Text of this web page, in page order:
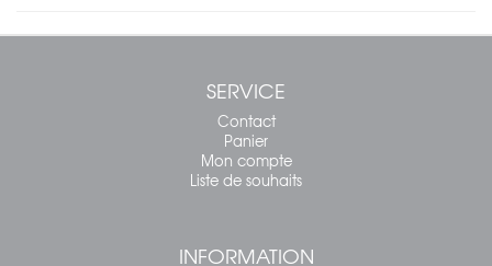
SERVICE
Contact
Panier
Mon compte
Liste de souhaits
INFORMATION